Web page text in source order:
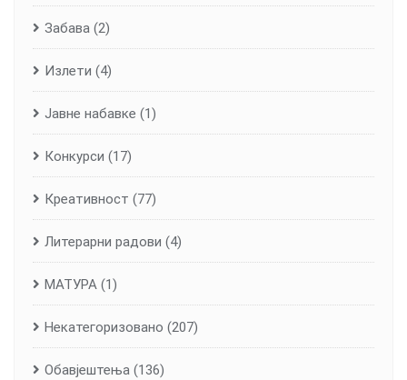
Забава (2)
Излети (4)
Јавне набавке (1)
Конкурси (17)
Креативност (77)
Литерарни радови (4)
МАТУРА (1)
Некатегоризовано (207)
Обавјештења (136)